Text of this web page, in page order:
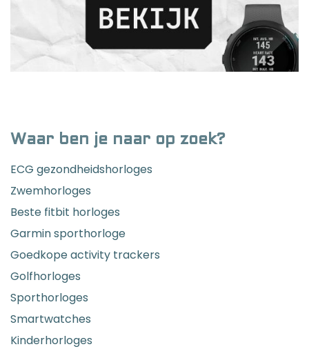
Waar ben je naar op zoek?
ECG gezondheidshorloges
Zwemhorloges
Beste fitbit horloges
Garmin sporthorloge
Goedkope activity trackers
Golfhorloges
Sporthorloges
Smartwatches
Kinderhorloges